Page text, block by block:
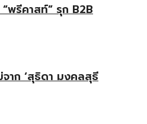
พรีคาสท์” รุก B2B
จาก ‘สุธิดา มงคลสุธี